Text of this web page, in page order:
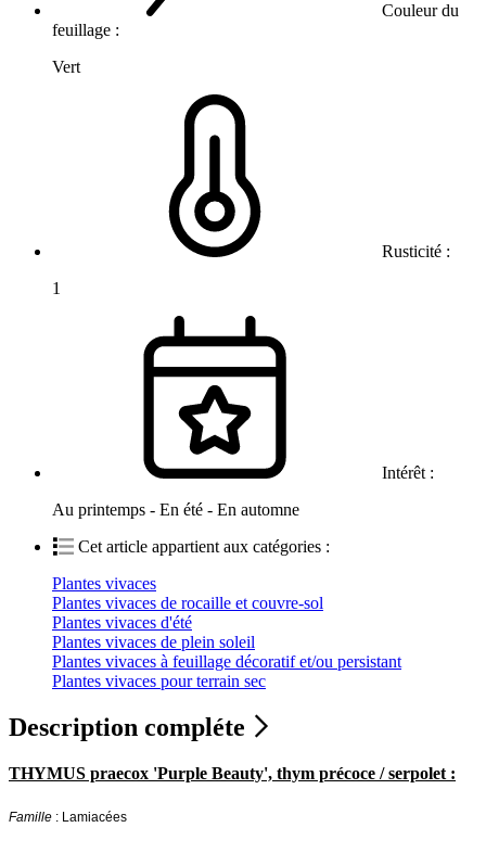
Couleur du
feuillage :
Vert
Rusticité :
1
Intérêt :
Au printemps - En été - En automne
Cet article appartient aux catégories :
Plantes vivaces
Plantes vivaces de rocaille et couvre-sol
Plantes vivaces d'été
Plantes vivaces de plein soleil
Plantes vivaces à feuillage décoratif et/ou persistant
Plantes vivaces pour terrain sec
Description compléte
THYMUS praecox 'Purple Beauty', thym précoce / serpolet :
Famille : Lamiacées